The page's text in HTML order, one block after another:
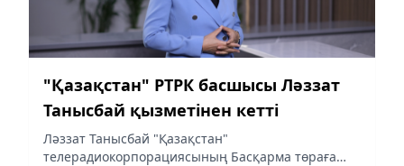
"Қазақстан" РТРК басшысы Ләззат
Танысбай қызметінен кетті
Ләззат Танысбай "Қазақстан"
телерадиокорпорациясының Басқарма төраға